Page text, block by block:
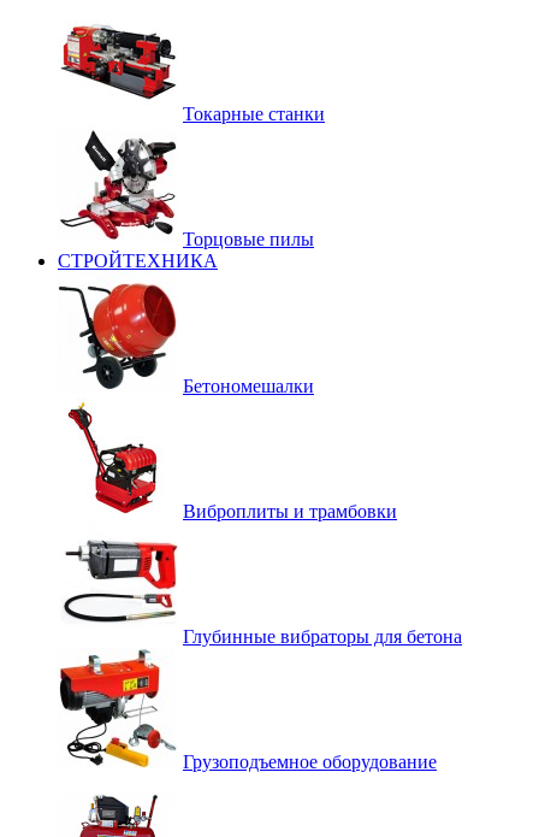
Токарные станки
Торцовые пилы
СТРОЙТЕХНИКА
Бетономешалки
Виброплиты и трамбовки
Глубинные вибраторы для бетона
Грузоподъемное оборудование